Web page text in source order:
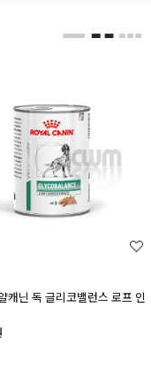
캐닌 독 글리코밸런스 로프 인